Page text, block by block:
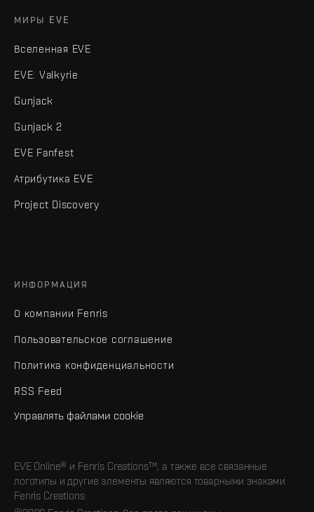
МИРЫ EVE
Вселенная EVE
EVE: Valkyrie
Gunjack
Gunjack 2
EVE Fanfest
Атрибутика EVE
Project Discovery
ИНФОРМАЦИЯ
О компании Fenris
Пользовательское соглашение
Политика конфиденциальности
RSS Feed
Управлять файлами cookie
EVE Online® и Fenris Creations™, а также все связанные
логотипы и другие элементы являются товарными знаками
Fenris Creations.